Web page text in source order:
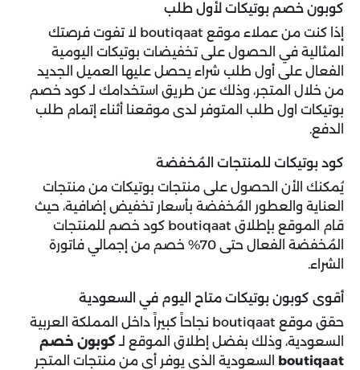
كوبون خصم بوتيكات لأول طلب
إذا كنت من عملاء موقع boutiqaat لا تفوت فرصتك
المثالية في الحصول على تخفيضات بوتيكات اليومية
الفعال على أول طلب شراء يحصل عليها العميل الجديد
من خلال المتجر، وذلك عن طريق استخدامك لـ كود خصم
بوتيكات اول طلب المتوفر لدى موقعنا أثناء إتمام طلب
الدفع.
كود بوتيكات للمنتجات المُخفضة
يُمكنك الأن الحصول على منتجات بوتيكات من منتجات
العناية والعطور المُخفضة بأسعار تخفيض إضافية، حيث
قام الموقع بإطلاق boutiqaat كود خصم للمنتجات
المُخفضة الفعال حتى 70% خصم من إجمالي فاتورة
الشراء.
أقوى كوبون بوتيكات متاح اليوم في السعودية
حقق موقع boutiqaat نجاحاً كبيراً داخل المملكة العربية
السعودية، وذلك بفضل إطلاق الموقع لـكوبون خصم
boutiqaat السعودية الذي يوفر أي من منتجات المتجر